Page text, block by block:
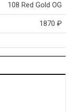
108 Red Gold OG
1870 ₽